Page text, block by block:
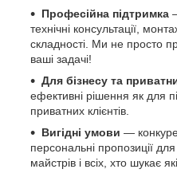
Професійна підтримка
технічні консультації,
складності. Ми не просто
ваші задачі!
Для бізнесу та
ефективні рішення як для
приватних клієнтів.
Вигідні умови —
персональні пропозиції для
майстрів і всіх, хто шукає